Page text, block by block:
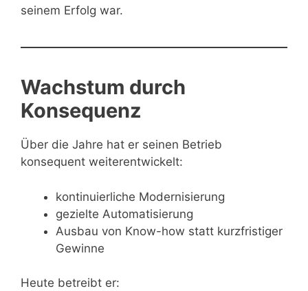
seinem Erfolg war.
Wachstum durch
Konsequenz
Über die Jahre hat er seinen Betrieb
konsequent weiterentwickelt:
kontinuierliche Modernisierung
gezielte Automatisierung
Ausbau von Know-how statt kurzfristiger
Gewinne
Heute betreibt er: